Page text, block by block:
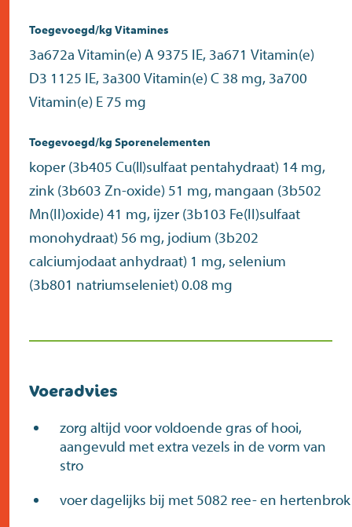
Toegevoegd/kg Vitamines
3a672a Vitamin(e) A 9375 IE, 3a671 Vitamin(e)
D3 1125 IE, 3a300 Vitamin(e) C 38 mg, 3a700
Vitamin(e) E 75 mg
Toegevoegd/kg Sporenelementen
koper (3b405 Cu(ll)sulfaat pentahydraat) 14 mg,
zink (3b603 Zn-oxide) 51 mg, mangaan (3b502
Mn(II)oxide) 41 mg, ijzer (3b103 Fe(II)sulfaat
monohydraat) 56 mg, jodium (3b202
calciumjodaat anhydraat) 1 mg, selenium
(3b801 natriumseleniet) 0.08 mg
Voeradvies
zorg altijd voor voldoende gras of hooi,
aangevuld met extra vezels in de vorm van
stro
voer dagelijks bij met 5082 ree- en hertenbrok